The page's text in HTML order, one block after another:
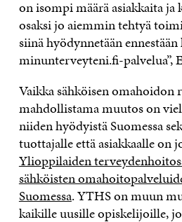
on isompi määrä asiakkaita ja
osaksi jo aiemmin tehtyä
siinä hyödynnetään ennestään
minunterveyteni.fi-palvelua”,
Vaikka sähköisen omahoidon
mahdollistama muutos on
niiden hyödyistä Suomessa
tuottajalle että asiakkaalle on
Ylioppilaiden
sähköisten
Suomessa. YTHS on muun
kaikille uusille opiskelijoille,